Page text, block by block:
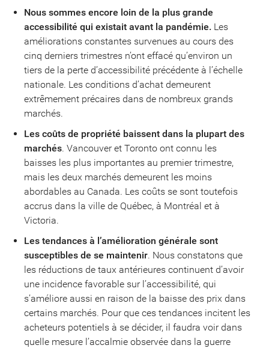
Nous sommes encore loin de la plus grande
accessibilité qui existait avant la pandémie.Les
améliorations constantes survenues au cours des
cinq derniers trimestres n’ont effacé qu’environ un
tiers de la perte d’accessibilité précédente à l’échelle
nationale. Les conditions d’achat demeurent
extrêmement précaires dans de nombreux grands
marchés.
Les coûts de propriété baissent dans la plupart des
marchés. Vancouver et Toronto ont connu les
baisses les plus importantes au premier trimestre,
mais les deux marchés demeurent les moins
abordables au Canada. Les coûts se sont toutefois
accrus dans la ville de Québec, à Montréal et à
Victoria.
Les tendances à l’amélioration générale sont
susceptibles de se maintenir. Nous constatons que
les réductions de taux antérieures continuent d’avoir
une incidence favorable sur l’accessibilité, qui
s’améliore aussi en raison de la baisse des prix dans
certains marchés. Pour que ces tendances incitent les
acheteurs potentiels à se décider, il faudra voir dans
quelle mesure l’accalmie observée dans la guerre